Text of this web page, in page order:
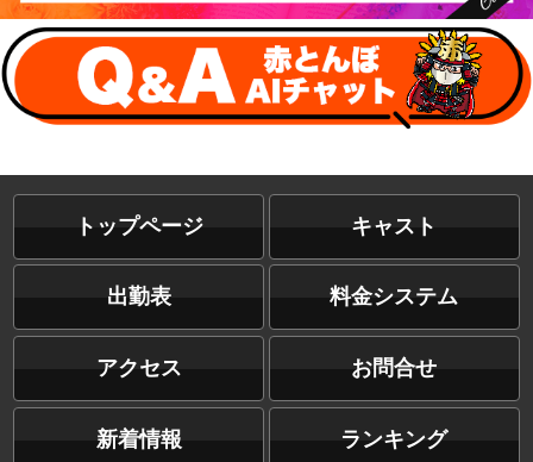
トップページ キャスト
出勤表 料金システム
アクセス お問合せ
新着情報 ランキング